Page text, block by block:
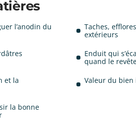
l’anodin du
Taches,
extérieurs
Enduit qui
quand le
et la
Valeur du
la bonne